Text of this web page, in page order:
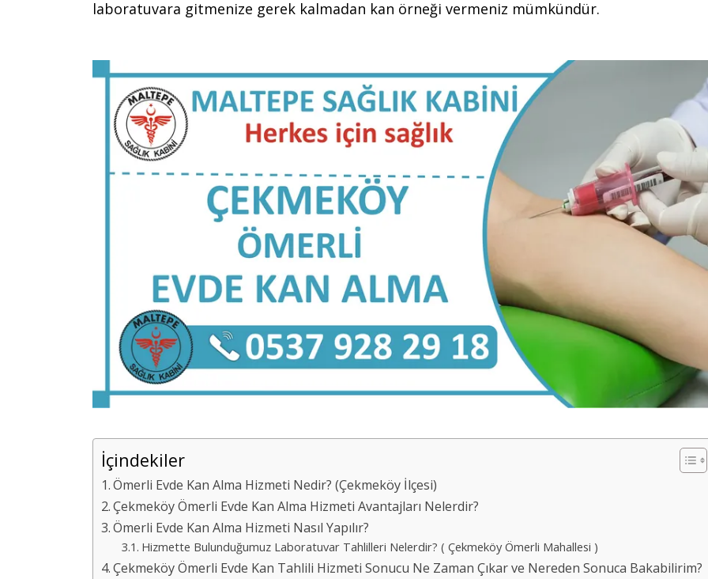
laboratuvara gitmenize gerek kalmadan kan örneği vermeniz mümkündür.
İçindekiler
Ömerli Evde Kan Alma Hizmeti Nedir? (Çekmeköy İlçesi)
Çekmeköy Ömerli Evde Kan Alma Hizmeti Avantajları Nelerdir?
Ömerli Evde Kan Alma Hizmeti Nasıl Yapılır?
Hizmette Bulunduğumuz Laboratuvar Tahlilleri Nelerdir? ( Çekmeköy Ömerli Mahallesi )
Çekmeköy Ömerli Evde Kan Tahlili Hizmeti Sonucu Ne Zaman Çıkar ve Nereden Sonuca Bakabilirim?